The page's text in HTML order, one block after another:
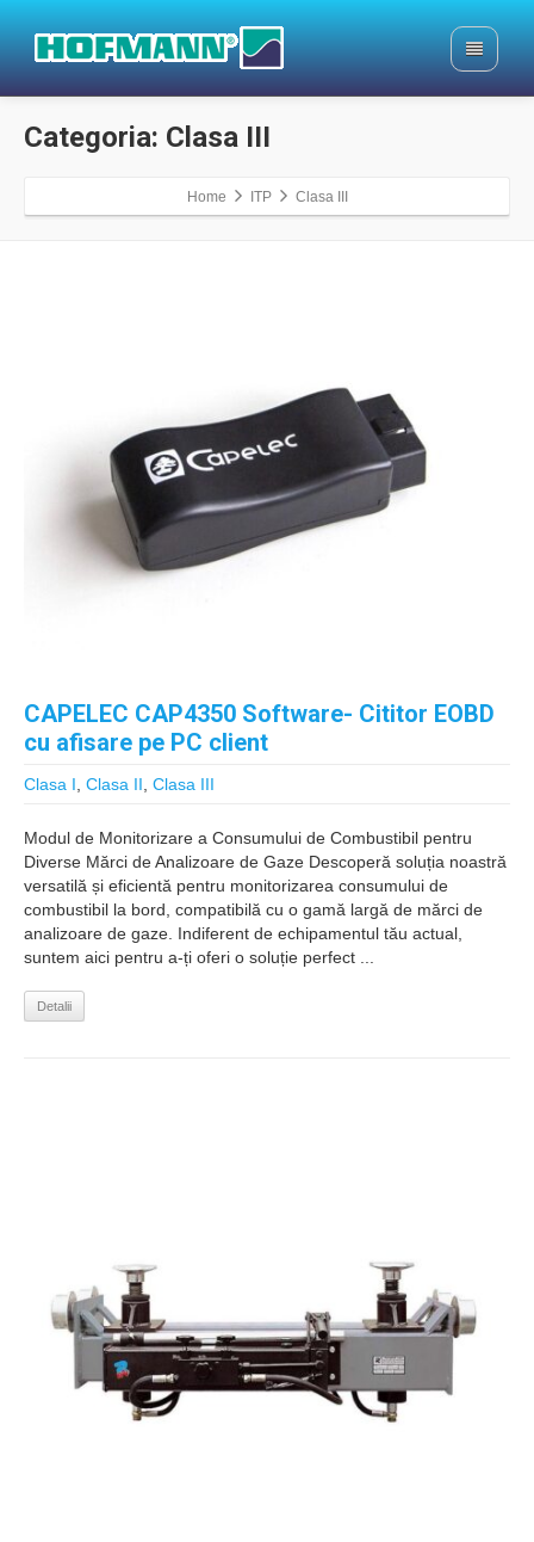
Categoria: Clasa III
Home ITP Clasa III
CAPELEC CAP4350 Software- Cititor EOBD
cu afisare pe PC client
Clasa I Clasa II Clasa III
Modul de Monitorizare a Consumului de Combustibil pentru
Diverse Mărci de Analizoare de Gaze Descoperă soluția noastră
versatilă și eficientă pentru monitorizarea consumului de
combustibil la bord, compatibilă cu o gamă largă de mărci de
analizoare de gaze. Indiferent de echipamentul tău actual,
suntem aici pentru a-ți oferi o soluție perfect ...
Detalii